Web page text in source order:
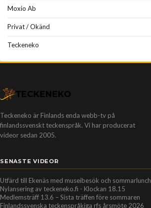
Moxio Ab
Privat / Okänd
Teckeneko
Teckeneko är Finlands enda webb-tv på
finlandssvenskt teckenspråk. Vi har producerat
videor sedan 2005.
SENASTE VIDEOR
Utfärd till Ekenäs med museibesök och sommarlunch
Nylansering av teckeneko.fi - Klockan 18.15
Medlemsträff 13.6 – Sista träffen före sommaren
Finlandssvenska teckenspråkiga rfs årsmöte 2026